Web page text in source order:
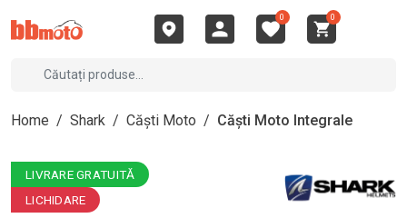
0 0
Home / Shark / Căști Moto / Căști Moto Integrale
LIVRARE GRATUITĂ
LICHIDARE